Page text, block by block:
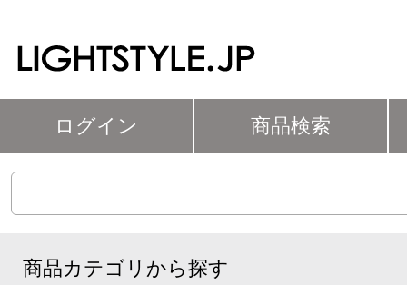
ログイン 商品検索
商品カテゴリから探す